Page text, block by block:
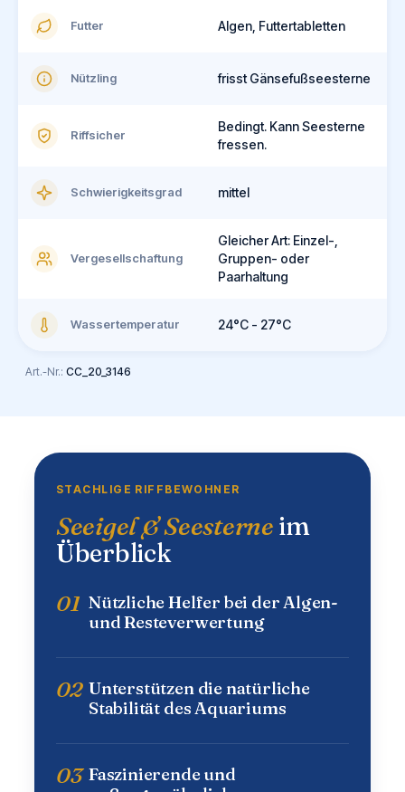
Futter Algen, Futtertabletten
Nützling frisst Gänsefußseesterne
Riffsicher
Bedingt. Kann Seesterne
fressen.
Schwierigkeitsgrad mittel
Vergesellschaftung
Gleicher Art: Einzel-,
Gruppen- oder
Paarhaltung
Wassertemperatur 24°C - 27°C
Art.-Nr.: CC_20_3146
STACHLIGE RIFFBEWOHNER
Seeigel & Seesterne im
Überblick
01 Nützliche Helfer bei der Algen-
und Resteverwertung
02 Unterstützen die natürliche
Stabilität des Aquariums
03 Faszinierende und